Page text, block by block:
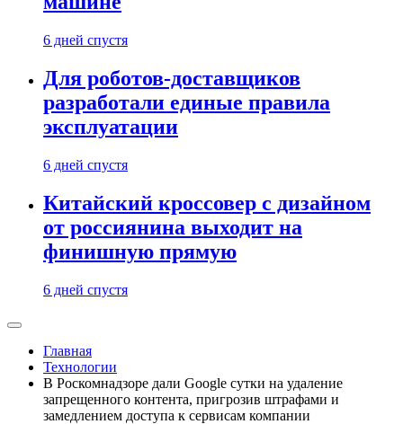
6 дней спустя
Для роботов-доставщиков
разработали единые правила
эксплуатации
6 дней спустя
Китайский кроссовер с дизайном
от россиянина выходит на
финишную прямую
6 дней спустя
Главная
Технологии
В Роскомнадзоре дали Google сутки на удаление
запрещенного контента, пригрозив штрафами и
замедлением доступа к сервисам компании